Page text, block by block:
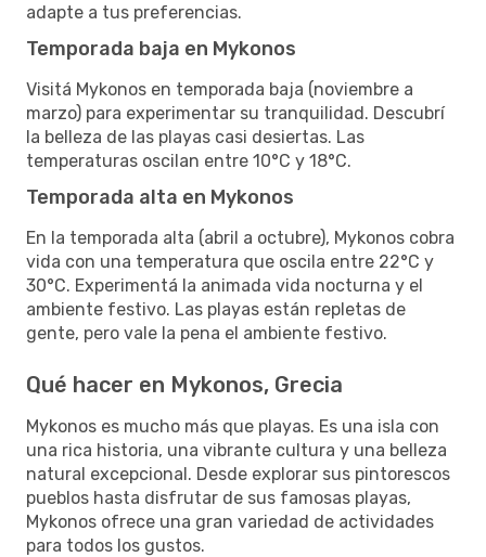
adapte a tus preferencias.
Temporada baja en Mykonos
Visitá Mykonos en temporada baja (noviembre a
marzo) para experimentar su tranquilidad. Descubrí
la belleza de las playas casi desiertas. Las
temperaturas oscilan entre 10°C y 18°C.
Temporada alta en Mykonos
En la temporada alta (abril a octubre), Mykonos cobra
vida con una temperatura que oscila entre 22°C y
30°C. Experimentá la animada vida nocturna y el
ambiente festivo. Las playas están repletas de
gente, pero vale la pena el ambiente festivo.
Qué hacer en Mykonos, Grecia
Mykonos es mucho más que playas. Es una isla con
una rica historia, una vibrante cultura y una belleza
natural excepcional. Desde explorar sus pintorescos
pueblos hasta disfrutar de sus famosas playas,
Mykonos ofrece una gran variedad de actividades
para todos los gustos.